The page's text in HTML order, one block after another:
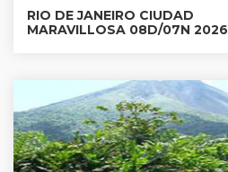
RIO DE JANEIRO CIUDAD
MARAVILLOSA 08D/07N 2026